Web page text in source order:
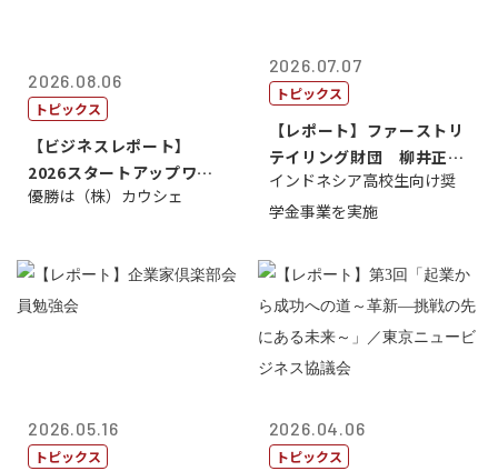
2026.08.06
トピックス
【ビジネスレポート】
2026スタートアップワー
ルドカップ東京
優勝は（株）カウシェ
2026.07.07
トピックス
【レポート】ファーストリ
テイリング財団 柳井正
理事長
インドネシア高校生向け奨
学金事業を実施
2026.05.16
トピックス
2026.04.06
トピックス